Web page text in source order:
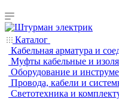
Каталог
Кабельная арматура и
Муфты кабельные и
Оборудование и
Провода, кабели и
Светотехника и